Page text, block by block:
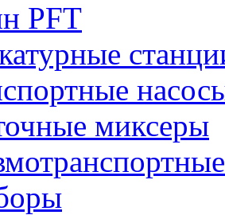
PFT
миксеры